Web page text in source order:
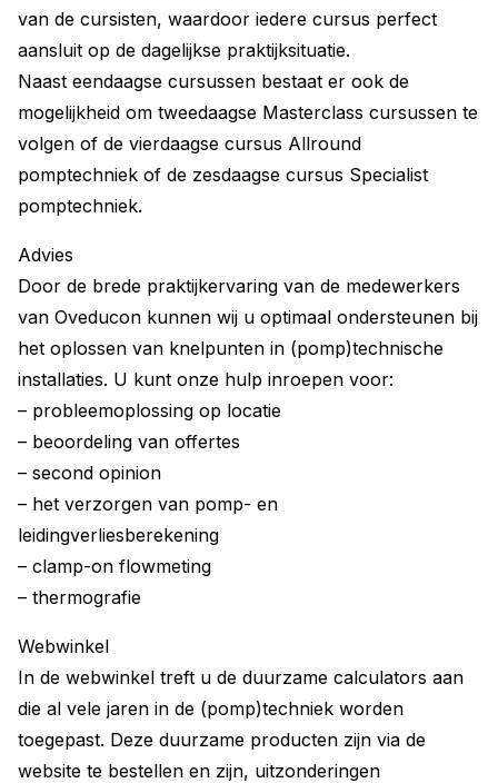
van de cursisten, waardoor iedere cursus perfect
aansluit op de dagelijkse praktijksituatie.
Naast eendaagse cursussen bestaat er ook de
mogelijkheid om tweedaagse Masterclass cursussen te
volgen of de vierdaagse cursus Allround
pomptechniek of de zesdaagse cursus Specialist
pomptechniek.
Advies
Door de brede praktijkervaring van de medewerkers
van Oveducon kunnen wij u optimaal ondersteunen bij
het oplossen van knelpunten in (pomp)technische
installaties. U kunt onze hulp inroepen voor:
– probleemoplossing op locatie
– beoordeling van offertes
– second opinion
– het verzorgen van pomp- en
leidingverliesberekening
– clamp-on flowmeting
– thermografie
Webwinkel
In de webwinkel treft u de duurzame calculators aan
die al vele jaren in de (pomp)techniek worden
toegepast. Deze duurzame producten zijn via de
website te bestellen en zijn, uitzonderingen